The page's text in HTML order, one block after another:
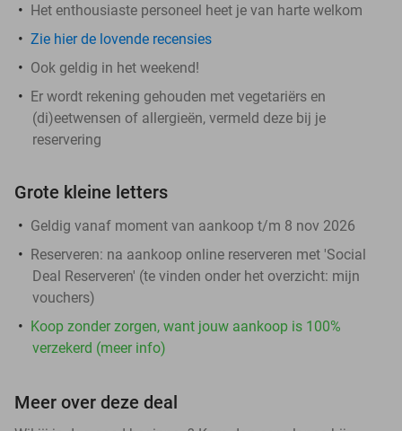
Het enthousiaste personeel heet je van harte welkom
Zie hier de lovende recensies
Ook geldig in het weekend!
Er wordt rekening gehouden met vegetariërs en
(di)eetwensen of allergieën, vermeld deze bij je
reservering
Grote kleine letters
Geldig vanaf moment van aankoop t/m 8 nov 2026
Reserveren: na aankoop online reserveren met 'Social
Deal Reserveren' (te vinden onder het overzicht: mijn
vouchers)
Koop zonder zorgen, want jouw aankoop is 100%
verzekerd (meer info)
Meer over deze deal